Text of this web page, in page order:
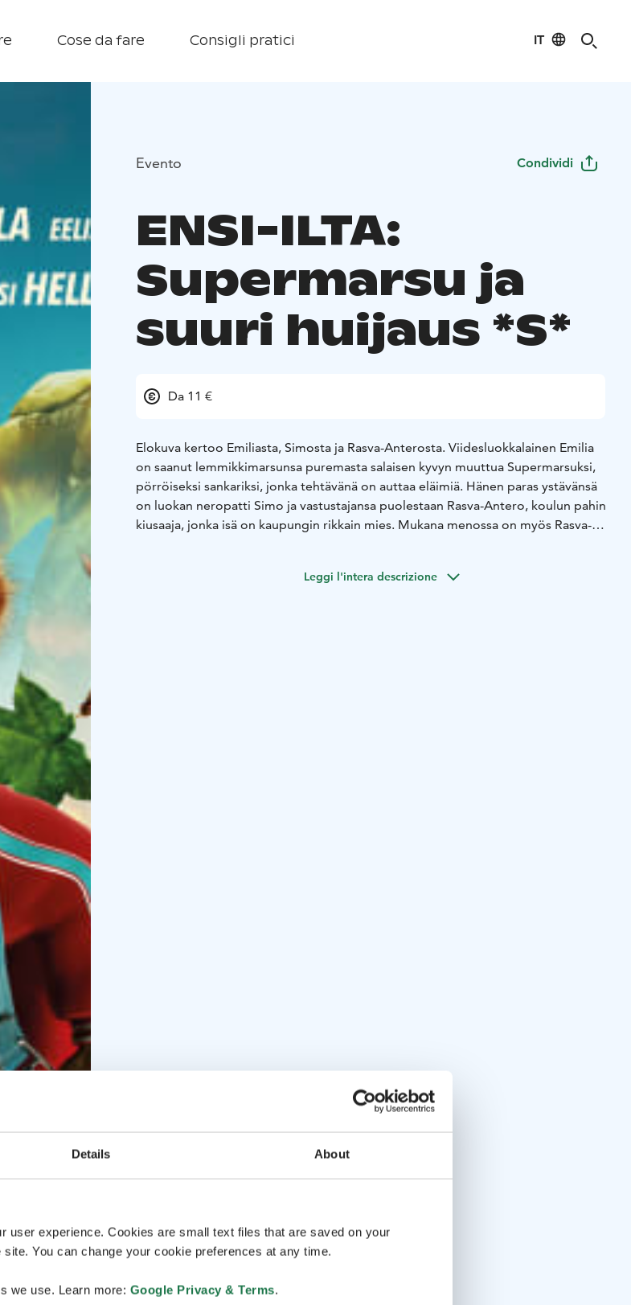
Details About
user experience. Cookies are small text files that are saved on your
You can change your cookie preferences at any time.
we use. Learn more: Google Privacy & Terms.
Cose da fare Consigli pratici IT
Evento Condividi
ENSI-ILTA:
Supermarsu ja
suuri huijaus *S*
Da 11 €
Elokuva kertoo Emiliasta, Simosta ja Rasva-Anterosta. Viidesluokkalainen Emilia
on saanut lemmikkimarsunsa puremasta salaisen kyvyn muuttua Supermarsuksi,
pörröiseksi sankariksi, jonka tehtävänä on auttaa eläimiä. Hänen paras ystävänsä
on luokan neropatti Simo ja vastustajansa puolestaan Rasva-Antero, koulun pahin
kiusaaja, jonka isä on kaupungin rikkain mies. Mukana menossa on myös Rasva-
Emiliasta tuli supersankari, kun hän sai lahjaksi taianomaisen lemmikkimarsun, joka
Leggi l'intera descrizione